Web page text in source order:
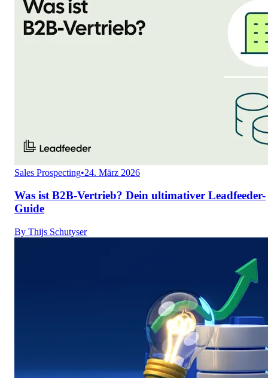
Sales Prospecting•24. März 2026
Was ist B2B-Vertrieb? Dein ultimativer Leadfeeder-
Guide
By Thijs Schutyser